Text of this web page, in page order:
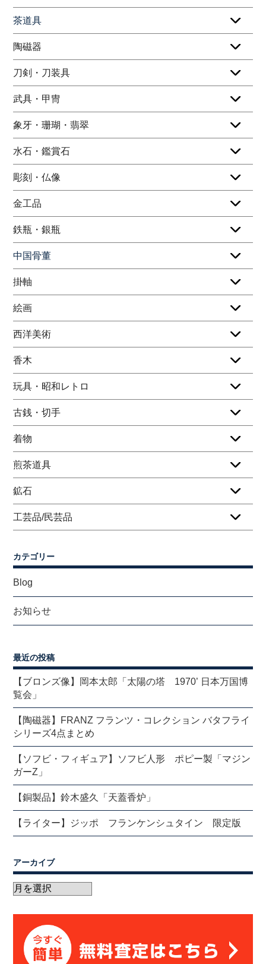
茶道具
陶磁器
刀剣・刀装具
武具・甲冑
象牙・珊瑚・翡翠
水石・鑑賞石
彫刻・仏像
金工品
鉄瓶・銀瓶
中国骨董
掛軸
絵画
西洋美術
香木
玩具・昭和レトロ
古銭・切手
着物
煎茶道具
鉱石
工芸品/民芸品
カテゴリー
Blog
お知らせ
最近の投稿
【ブロンズ像】岡本太郎「太陽の塔 1970’ 日本万国博
覧会」
【陶磁器】FRANZ フランツ・コレクション バタフライ
シリーズ4点まとめ
【ソフビ・フィギュア】ソフビ人形 ポピー製「マジン
ガーZ」
【銅製品】鈴木盛久「天蓋香炉」
【ライター】ジッポ フランケンシュタイン 限定版
アーカイブ